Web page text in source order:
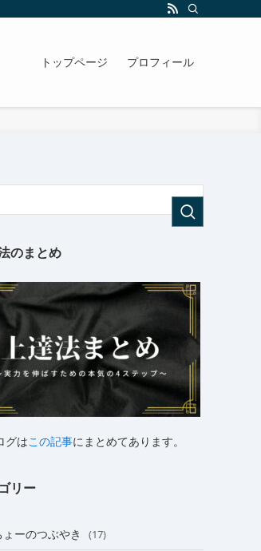
トップページ プロフィール
のまとめ
グはこの記事にまとめてあります。
リー
ーのつぶやき (17)